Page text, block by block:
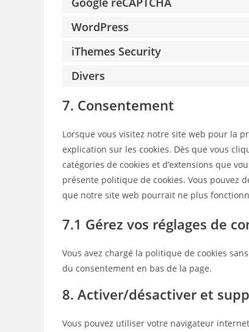
WordPress
iThemes Security
Divers
7. Consentement
Lorsque vous visitez notre site web pour la
explication sur les cookies. Dès que vous
catégories de cookies et d’extensions que
présente politique de cookies. Vous pouvez
que notre site web pourrait ne plus
7.1 Gérez vos réglages de
Vous avez chargé la politique de cookies
du consentement en bas de la page.
8. Activer/désactiver et
Vous pouvez utiliser votre navigateur